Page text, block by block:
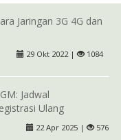
Jaringan 3G 4G dan
29 Okt 2022 | 1084
Jadwal
Ulang
22 Apr 2025 | 576